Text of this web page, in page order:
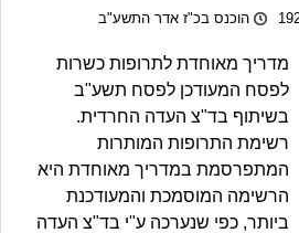
הוכנס בכ"ז אדר התשע"ב
מדריך מאוחדת לתרופות כשרות
לפסח המעודכן לפסח תשע"ב
בשיתוף בד"צ העדה החרדית.
רשימת התרופות המותרות
המתפרסמת במדריך מאוחדת היא
הרשימה המוסמכת והמעודכנת
ביותר, כפי שנערכה ע"י בד"צ העדה